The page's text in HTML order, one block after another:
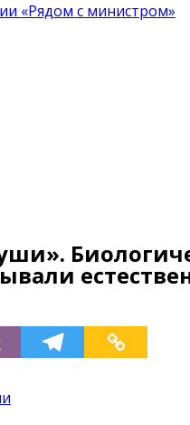
«Рядом с министром»